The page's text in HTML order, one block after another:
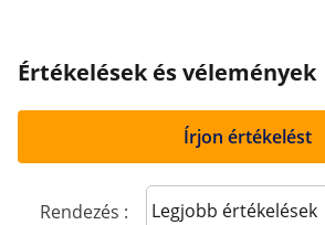
Értékelések és vélemények
Írjon értékelést
Rendezés : Sort reviews